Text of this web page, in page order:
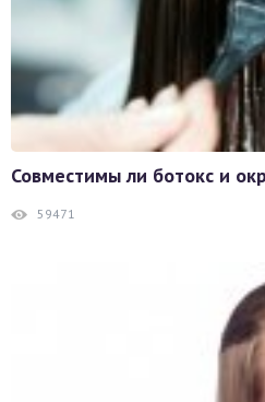
Совместимы ли ботокс и
59471